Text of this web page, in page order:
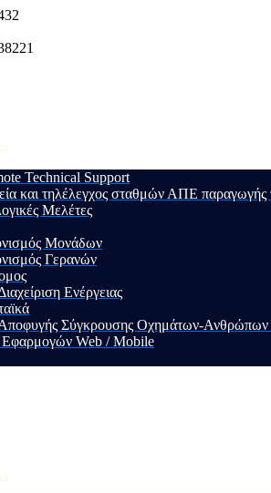
Technical Support
και τηλέλεγχος σταθμών ΑΠΕ
Μελέτες
Μονάδων
Γερανών
Ενέργειας
Σύγκρουσης Οχημάτων-
Εφαρμογών Web / Mobile